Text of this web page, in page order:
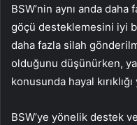
BSW’nin aynı anda
göçü desteklemesini iyi
daha fazla silah
olduğunu düşünürken,
konusunda hayal kırıklığı
BSW’ye yönelik destek